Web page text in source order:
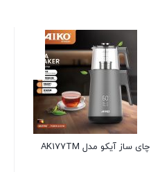
چای ساز آیکو مدل AK177TM